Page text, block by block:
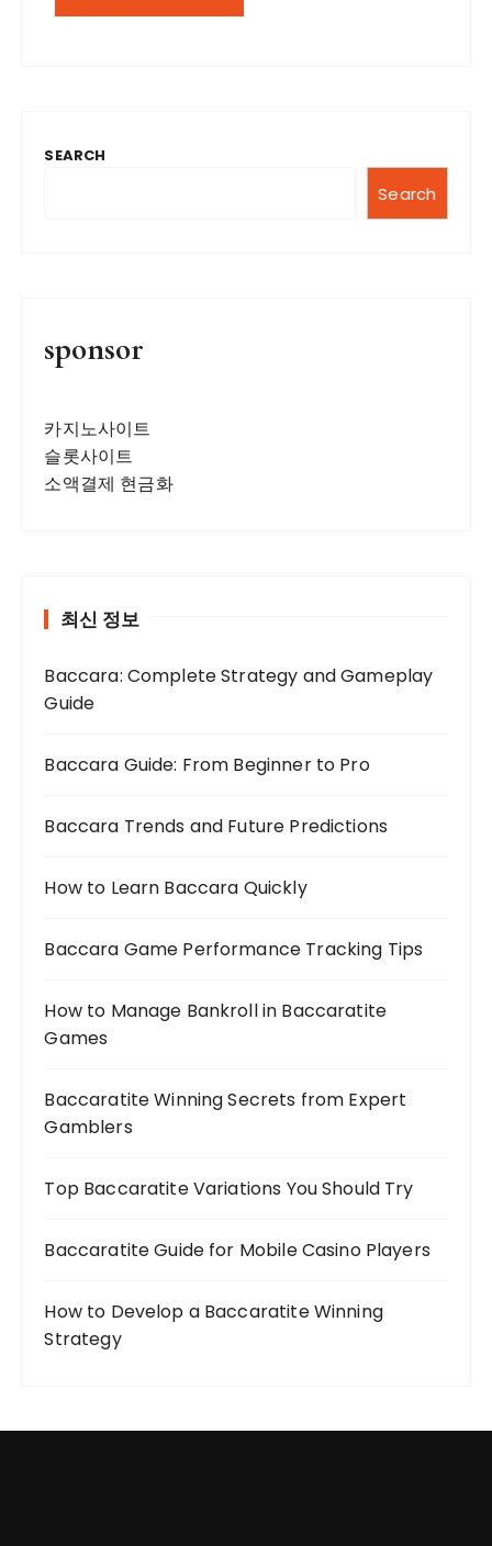
SEARCH
Search
sponsor
카지노사이트
슬롯사이트
소액결제 현금화
최신 정보
Baccara: Complete Strategy and Gameplay
Guide
Baccara Guide: From Beginner to Pro
Baccara Trends and Future Predictions
How to Learn Baccara Quickly
Baccara Game Performance Tracking Tips
How to Manage Bankroll in Baccaratite
Games
Baccaratite Winning Secrets from Expert
Gamblers
Top Baccaratite Variations You Should Try
Baccaratite Guide for Mobile Casino Players
How to Develop a Baccaratite Winning
Strategy